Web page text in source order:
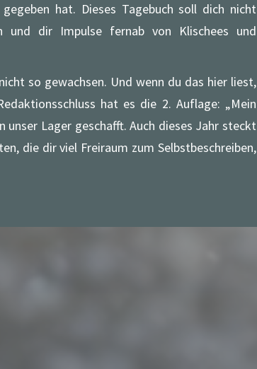
hat. Dieses Tagebuch soll dich nicht
und dir Impulse fernab von Klischees und
so gewachsen. Und wenn du das hier liest,
hat es die 2. Auflage: „Mein
Lager geschafft. Auch dieses Jahr steckt
die dir viel Freiraum zum Selbstbeschreiben,